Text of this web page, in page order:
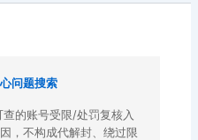
问题搜索
的账号受限/处罚复核入
，不构成代解封、绕过限